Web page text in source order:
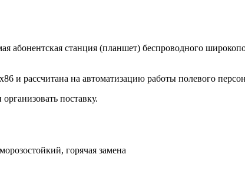
станция (планшет) беспроводного
и рассчитана на автоматизацию работы полевого
поставку.
горячая замена